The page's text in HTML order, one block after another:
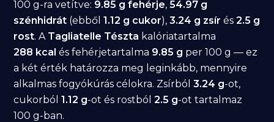
100 g-ra vetítve: 9.85 g fehérje,54.97 g
szénhidrát (ebből1.12 g cukor),3.24 g zsír és2.5 g
rost. A Tagliatelle Tészta kalóriatartalma
288 kcal és fehérjetartalma 9.85 g per 100 g — ez
a két érték határozza meg leginkább, mennyire
alkalmas fogyókúrás célokra. Zsírból3.24 g-ot,
cukorból1.12 g-ot és rostból2.5 g-ot tartalmaz
100 g-ban.